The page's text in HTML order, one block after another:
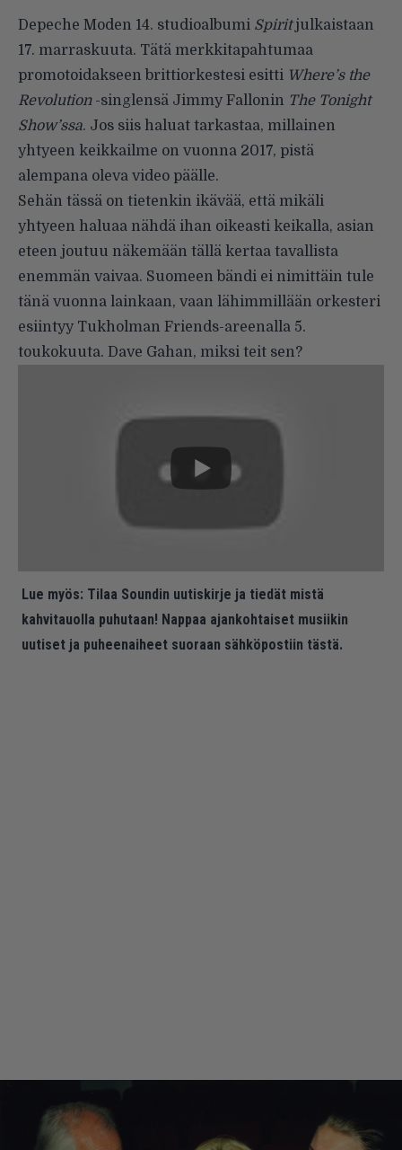
Depeche Moden 14. studioalbumi Spiritjulkaistaan
17. marraskuuta. Tätä merkkitapahtumaa
promotoidakseen brittiorkestesi esitti Where’s the
Revolution-singlensä Jimmy Fallonin The Tonight
Show’ssa. Jos siis haluat tarkastaa, millainen
yhtyeen keikkailme on vuonna 2017, pistä
alempana oleva video päälle.
Sehän tässä on tietenkin ikävää, että mikäli
yhtyeen haluaa nähdä ihan oikeasti keikalla, asian
eteen joutuu näkemään tällä kertaa tavallista
enemmän vaivaa. Suomeen bändi ei nimittäin tule
tänä vuonna lainkaan, vaan lähimmillään orkesteri
esiintyy Tukholman Friends-areenalla 5.
toukokuuta. Dave Gahan, miksi teit sen?
Lue myös: Tilaa Soundin uutiskirje ja tiedät mistä
kahvitauolla puhutaan! Nappaa ajankohtaiset musiikin
uutiset ja puheenaiheet suoraan sähköpostiin tästä.